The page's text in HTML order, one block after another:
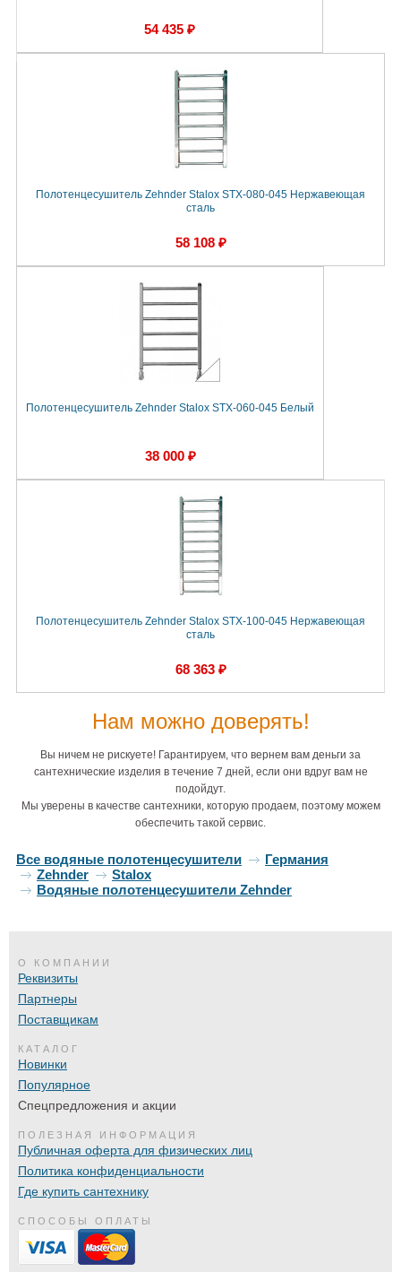
54 435 ₽
Полотенцесушитель Zehnder Stalox STX-080-045 Нержавеющая
сталь
58 108 ₽
Полотенцесушитель Zehnder Stalox STX-060-045 Белый
38 000 ₽
Полотенцесушитель Zehnder Stalox STX-100-045 Нержавеющая
сталь
68 363 ₽
Нам можно доверять!
Вы ничем не рискуете! Гарантируем, что вернем вам деньги за
сантехнические изделия в течение 7 дней, если они вдруг вам не
подойдут.
Мы уверены в качестве сантехники, которую продаем, поэтому можем
обеспечить такой сервис.
Все водяные полотенцесушители
Германия
Zehnder
Stalox
Водяные полотенцесушители Zehnder
О КОМПАНИИ
Реквизиты
Партнеры
Поставщикам
КАТАЛОГ
Новинки
Популярное
Спецпредложения и акции
ПОЛЕЗНАЯ ИНФОРМАЦИЯ
Публичная оферта для физических лиц
Политика конфиденциальности
Где купить сантехнику
СПОСОБЫ ОПЛАТЫ